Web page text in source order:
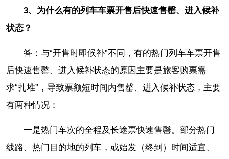
3、为什么有的列车车票开售后快速售罄、进入候补
状态？
答：与“开售时即候补”不同，有的热门列车车票开售
后快速售罄、进入候补状态的原因主要是旅客购票需
求“扎堆”，导致票额短时间内售罄、进入候补状态，主要
有两种情况：
一是热门车次的全程及长途票快速售罄。部分热门
线路、热门目的地的列车，或始发（终到）时间适宜、